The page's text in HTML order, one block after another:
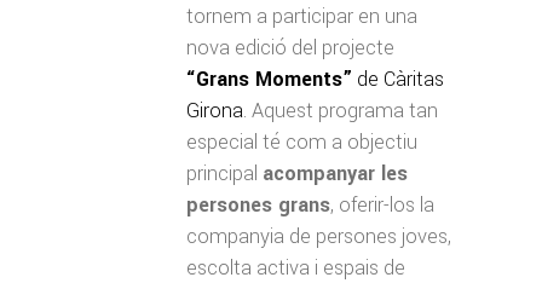
tornem a participar en una
nova edició del projecte
“Grans Moments” de Càritas
Girona. Aquest programa tan
especial té com a objectiu
principal acompanyar les
persones grans, oferir-los la
companyia de persones joves,
escolta activa i espais de